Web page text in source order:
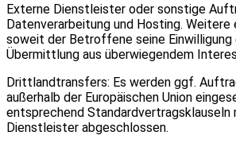
Externe Dienstleister oder sonstige
Datenverarbeitung und Hosting.
soweit der Betroffene seine
Übermittlung aus überwiegendem
Drittlandtransfers: Es werden ggf.
außerhalb der Europäischen Union
entsprechend Standardvertragsklauseln
Dienstleister abgeschlossen.